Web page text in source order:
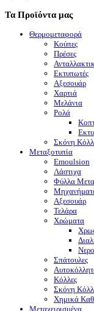
Τα Προϊόντα μας
Θερμομεταφορά
Κούπες
Πρέσες
Εκτυπωτές
Αξεσουάρ
Χαρτιά
Μελάνια
Ρολά
Σκόνη
Μεταξοτυπία
Emoulsion
Λάστιχα
Φύλλα
Αξεσουάρ
Τελάρα
Χρώματα
Σπάτουλες
Κόλλες
Σκόνη
Χημικά
Μεταχειρισμένα